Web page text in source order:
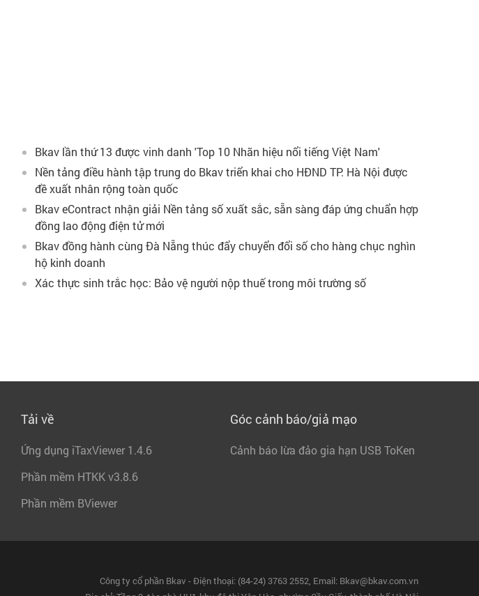
Bkav lần thứ 13 được vinh danh 'Top 10 Nhãn hiệu nổi tiếng Việt Nam'
Nền tảng điều hành tập trung do Bkav triển khai cho HĐND TP. Hà Nội được
đề xuất nhân rộng toàn quốc
Bkav eContract nhận giải Nền tảng số xuất sắc, sẵn sàng đáp ứng chuẩn hợp
đồng lao động điện tử mới
Bkav đồng hành cùng Đà Nẵng thúc đẩy chuyển đổi số cho hàng chục nghìn
hộ kinh doanh
Xác thực sinh trắc học: Bảo vệ người nộp thuế trong môi trường số
Tải về
Ứng dụng iTaxViewer 1.4.6
Phần mềm HTKK v3.8.6
Phần mềm BViewer
Góc cảnh báo/giả mạo
Cảnh báo lừa đảo gia hạn USB ToKen
Công ty cổ phần Bkav - Điện thoại: (84-24) 3763 2552, Email: Bkav@bkav.com.vn